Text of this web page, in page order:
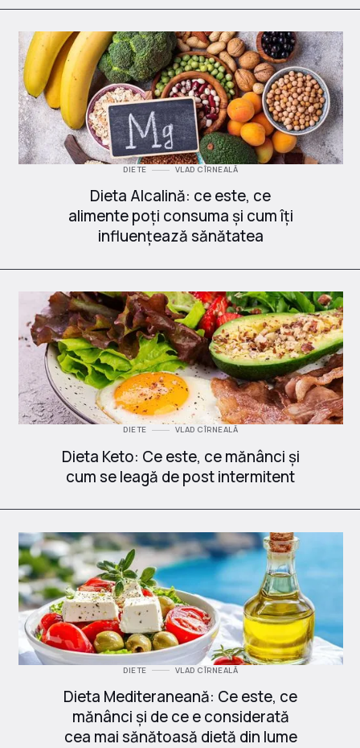
DIETE VLAD CÎRNEALĂ
Dieta Alcalină: ce este, ce
alimente poți consuma și cum îți
influențează sănătatea
DIETE VLAD CÎRNEALĂ
Dieta Keto: Ce este, ce mănânci și
cum se leagă de post intermitent
DIETE VLAD CÎRNEALĂ
Dieta Mediteraneană: Ce este, ce
mănânci și de ce e considerată
cea mai sănătoasă dietă din lume